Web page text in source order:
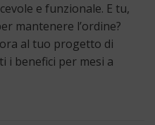
e funzionale. E tu,
mantenere l’ordine?
al tuo progetto di
i benefici per mesi a